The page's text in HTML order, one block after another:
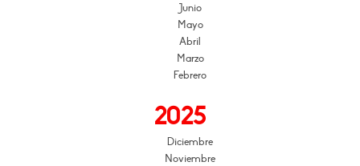
Junio
Mayo
Abril
Marzo
Febrero
2025
Diciembre
Noviembre